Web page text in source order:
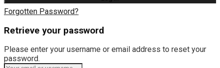
Forgotten Password?
Retrieve your password
Please enter your username or email address to reset your
password.